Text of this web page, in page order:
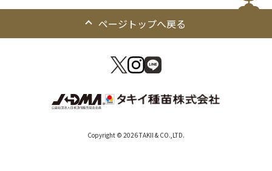
ページトップへ戻る
Copyright © 2026 TAKII & CO.,LTD.